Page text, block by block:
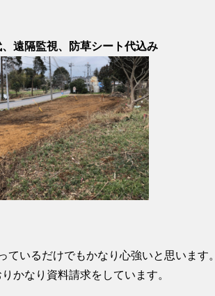
遠隔監視、防草シート代込み
いるだけでもかなり心強いと思います。
かなり資料請求をしています。